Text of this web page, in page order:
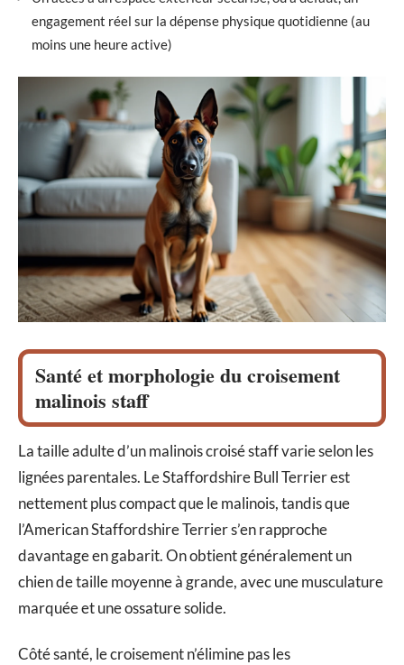
engagement réel sur la dépense physique quotidienne (au
moins une heure active)
Santé et morphologie du croisement
malinois staff
La taille adulte d’un malinois croisé staff varie selon les
lignées parentales. Le Staffordshire Bull Terrier est
nettement plus compact que le malinois, tandis que
l’American Staffordshire Terrier s’en rapproche
davantage en gabarit. On obtient généralement un
chien de taille moyenne à grande, avec une musculature
marquée et une ossature solide.
Côté santé, le croisement n’élimine pas les